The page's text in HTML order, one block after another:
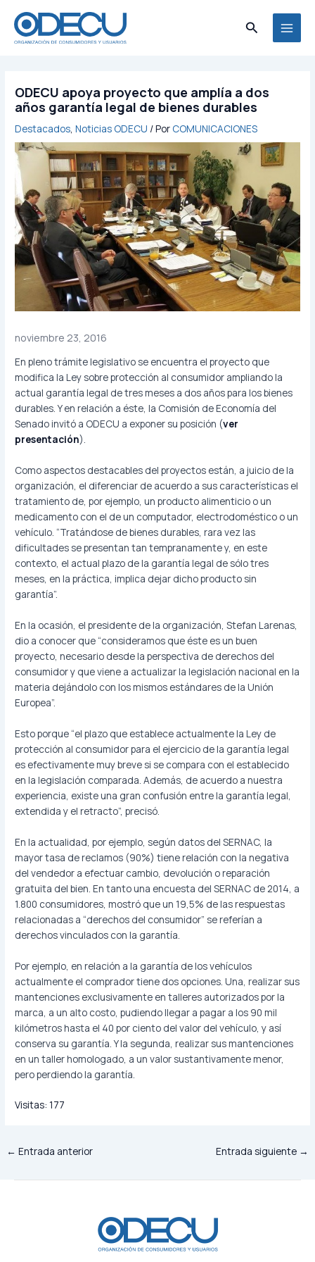
contenido
Buscar
ODECU apoya proyecto que amplía a dos
años garantía legal de bienes durables
Destacados,Noticias ODECU / Por COMUNICACIONES
noviembre 23, 2016
En pleno trámite legislativo se encuentra el proyecto que
modifica la Ley sobre protección al consumidor ampliando la
actual garantía legal de tres meses a dos años para los bienes
durables. Y en relación a éste, la Comisión de Economía del
Senado invitó a ODECU a exponer su posición (ver
presentación).
Como aspectos destacables del proyectos están, a juicio de la
organización, el diferenciar de acuerdo a sus características el
tratamiento de, por ejemplo, un producto alimenticio o un
medicamento con el de un computador, electrodoméstico o un
vehículo. “Tratándose de bienes durables, rara vez las
dificultades se presentan tan tempranamente y, en este
contexto, el actual plazo de la garantía legal de sólo tres
meses, en la práctica, implica dejar dicho producto sin
garantía”.
En la ocasión, el presidente de la organización, Stefan Larenas,
dio a conocer que “consideramos que éste es un buen
proyecto, necesario desde la perspectiva de derechos del
consumidor y que viene a actualizar la legislación nacional en la
materia dejándolo con los mismos estándares de la Unión
Europea”.
Esto porque “el plazo que establece actualmente la Ley de
protección al consumidor para el ejercicio de la garantía legal
es efectivamente muy breve si se compara con el establecido
en la legislación comparada. Además, de acuerdo a nuestra
experiencia, existe una gran confusión entre la garantía legal,
extendida y el retracto”, precisó.
En la actualidad, por ejemplo, según datos del SERNAC, la
mayor tasa de reclamos (90%) tiene relación con la negativa
del vendedor a efectuar cambio, devolución o reparación
gratuita del bien. En tanto una encuesta del SERNAC de 2014, a
1.800 consumidores, mostró que un 19,5% de las respuestas
relacionadas a “derechos del consumidor” se referían a
derechos vinculados con la garantía.
Por ejemplo, en relación a la garantía de los vehículos
actualmente el comprador tiene dos opciones. Una, realizar sus
mantenciones exclusivamente en talleres autorizados por la
marca, a un alto costo, pudiendo llegar a pagar a los 90 mil
kilómetros hasta el 40 por ciento del valor del vehículo, y así
conserva su garantía. Y la segunda, realizar sus mantenciones
en un taller homologado, a un valor sustantivamente menor,
pero perdiendo la garantía.
Visitas: 177
← Entrada anterior Entrada siguiente →